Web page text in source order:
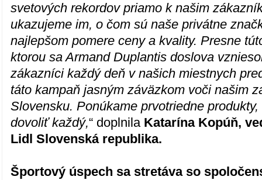
svetových rekordov priamo k našim
ukazujeme im, o čom sú naše privátne
najlepšom pomere ceny a kvality. Presne
ktorou sa Armand Duplantis doslova
zákazníci každý deň v našich miestnych
táto kampaň jasným záväzkom voči našim
Slovensku. Ponúkame prvotriedne
dovoliť každý,“ doplnila Katarína Kopúň,
Lidl Slovenská republika.
Športový úspech sa stretáva so